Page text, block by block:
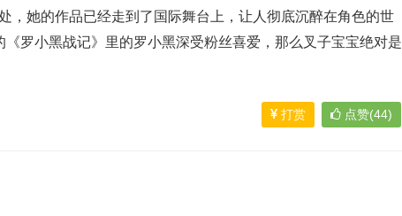
，她的作品已经走到了国际舞台上，让人彻底沉醉在角色的世
罗小黑战记》里的罗小黑深受粉丝喜爱，那么叉子宝宝绝对是
打赏 点赞(44)